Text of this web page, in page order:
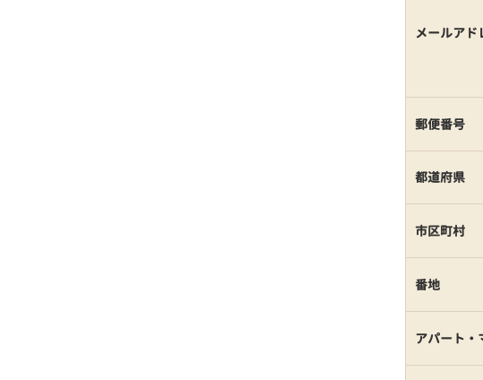
メールアド
郵便番号
都道府県
市区町村
番地
アパート・